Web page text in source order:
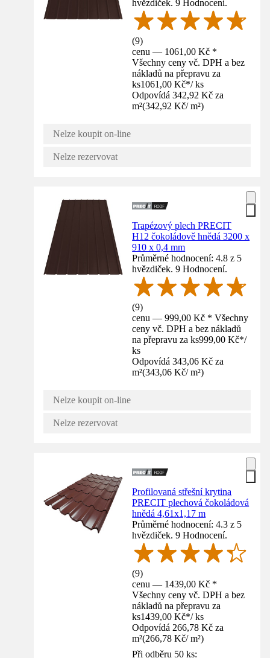
hvězdiček. 9 Hodnocení.
(9)
cenu — 1061,00 Kč *
Všechny ceny vč. DPH a bez
nákladů na přepravu za
ks1061,00 Kč*/ ks
Odpovídá 342,92 Kč za
m²(342,92 Kč/ m²)
Nelze koupit on-line
Nelze rezervovat
Trapézový plech PRECIT
H12 čokoládově hnědá 3200 x
910 x 0,4 mm
Průměrné hodnocení: 4.8 z 5
hvězdiček. 9 Hodnocení.
(9)
cenu — 999,00 Kč * Všechny
ceny vč. DPH a bez nákladů
na přepravu za ks999,00 Kč*/
ks
Odpovídá 343,06 Kč za
m²(343,06 Kč/ m²)
Nelze koupit on-line
Nelze rezervovat
Profilovaná střešní krytina
PRECIT plechová čokoládová
hnědá 4,61x1,17 m
Průměrné hodnocení: 4.3 z 5
hvězdiček. 9 Hodnocení.
(9)
cenu — 1439,00 Kč *
Všechny ceny vč. DPH a bez
nákladů na přepravu za
ks1439,00 Kč*/ ks
Odpovídá 266,78 Kč za
m²(266,78 Kč/ m²)
Při odběru 50 ks: